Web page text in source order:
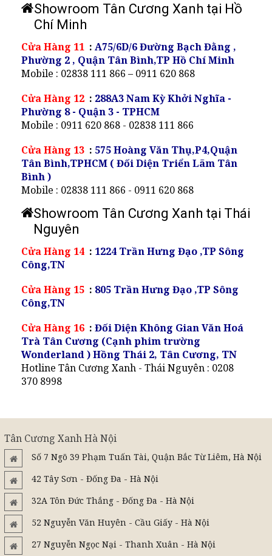
Showroom Tân Cương Xanh tại Hồ
Chí Minh
Cửa Hàng 11 : A75/6D/6 Đường Bạch Đằng ,
Phường 2 , Quận Tân Bình,TP Hồ Chí Minh
Mobile : 02838 111 866 – 0911 620 868
Cửa Hàng 12 : 288A3 Nam Kỳ Khởi Nghĩa -
Phường 8 - Quận 3 - TPHCM
Mobile : 0911 620 868 - 02838 111 866
Cửa Hàng 13 : 575 Hoàng Văn Thụ,P4,Quận
Tân Bình,TPHCM ( Đối Diện Triển Lãm Tân
Bình )
Mobile : 02838 111 866 - 0911 620 868
Showroom Tân Cương Xanh tại Thái
Nguyên
Cửa Hàng 14 : 1224 Trần Hưng Đạo ,TP Sông
Công,TN
Cửa Hàng 15 : 805 Trần Hưng Đạo ,TP Sông
Công,TN
Cửa Hàng 16 : Đối Diện Không Gian Văn Hoá
Trà Tân Cương (Cạnh phim trường
Wonderland ) Hồng Thái 2, Tân Cương, TN
Hotline Tân Cương Xanh - Thái Nguyên : 0208
370 8998
Tân Cương Xanh Hà Nội
Số 7 Ngõ 39 Phạm Tuấn Tài, Quận Bắc Từ Liêm, Hà Nội
42 Tây Sơn - Đống Đa - Hà Nội
32A Tôn Đức Thắng - Đống Đa - Hà Nội
52 Nguyễn Văn Huyên - Cầu Giấy - Hà Nội
27 Nguyễn Ngọc Nại - Thanh Xuân - Hà Nội